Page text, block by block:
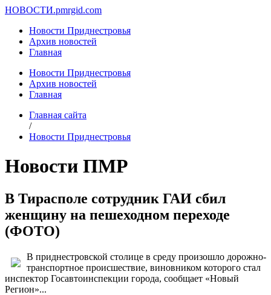
НОВОСТИ.pmrgid.com
Новости Приднестровья
Архив новостей
Главная
Новости Приднестровья
Архив новостей
Главная
Главная сайта
/
Новости Приднестровья
Новости ПМР
В Тирасполе сотрудник ГАИ сбил
женщину на пешеходном переходе
(ФОТО)
В приднестровской столице в среду произошло дорожно-
транспортное происшествие, виновником которого стал
инспектор Госавтоинспекции города, сообщает «Новый
Регион»...